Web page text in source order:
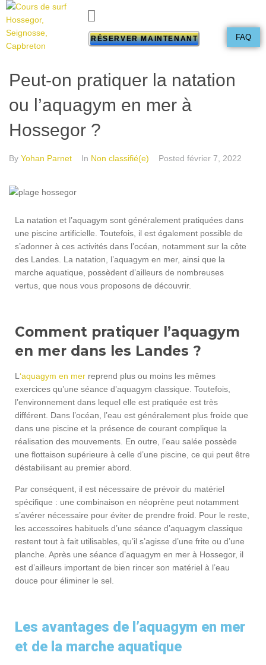
RÉSERVER MAINTENANT FAQ
Peut-on pratiquer la natation
ou l’aquagym en mer à
Hossegor ?
By Yohan Parnet In Non classifié(e) Posted février 7, 2022
La natation et l’aquagym sont généralement pratiquées dans
une piscine artificielle. Toutefois, il est également possible de
s’adonner à ces activités dans l’océan, notamment sur la côte
des Landes. La natation, l’aquagym en mer, ainsi que la
marche aquatique, possèdent d’ailleurs de nombreuses
vertus, que nous vous proposons de découvrir.
Comment pratiquer l’aquagym
en mer dans les Landes ?
L ‘aquagym en mer reprend plus ou moins les mêmes
exercices qu’une séance d’aquagym classique. Toutefois,
l’environnement dans lequel elle est pratiquée est très
différent. Dans l’océan, l’eau est généralement plus froide que
dans une piscine et la présence de courant complique la
réalisation des mouvements. En outre, l’eau salée possède
une flottaison supérieure à celle d’une piscine, ce qui peut être
déstabilisant au premier abord.
Par conséquent, il est nécessaire de prévoir du matériel
spécifique : une combinaison en néoprène peut notamment
s’avérer nécessaire pour éviter de prendre froid. Pour le reste,
les accessoires habituels d’une séance d’aquagym classique
restent tout à fait utilisables, qu’il s’agisse d’une frite ou d’une
planche. Après une séance d’aquagym en mer à Hossegor, il
est d’ailleurs important de bien rincer son matériel à l’eau
douce pour éliminer le sel.
Les avantages de l’aquagym en mer
et de la marche aquatique